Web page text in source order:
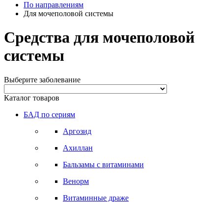
По направлениям
Для мочеполовой системы
Средства для мочеполовой
системы
Выберите заболевание
Каталог товаров
БАД по сериям
Аргозид
Ахиллан
Бальзамы с витаминами
Венорм
Витаминные драже